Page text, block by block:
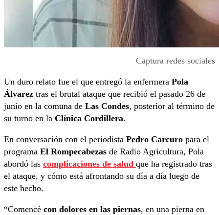
Captura redes sociales
Un duro relato fue el que entregó la enfermera Pola
Álvarez tras el brutal ataque que recibió el pasado 26 de
junio en la comuna de Las Condes, posterior al término de
su turno en la Clínica Cordillera.
En conversación con el periodista Pedro Carcuro para el
programa El Rompecabezas de Radio Agricultura, Pola
abordó las complicaciones de salud que ha registrado tras
el ataque, y cómo está afrontando su día a día luego de
este hecho.
“Comencé con dolores en las piernas, en una pierna en